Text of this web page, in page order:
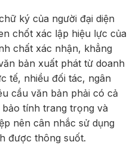
ký của người đại diện
chốt xác lập hiệu lực của
chất xác nhận, khẳng
bản xuất phát từ doanh
tế, nhiều đối tác, ngân
cầu văn bản phải có cả
tính trang trọng và
nên cân nhắc sử dụng
được thông suốt.